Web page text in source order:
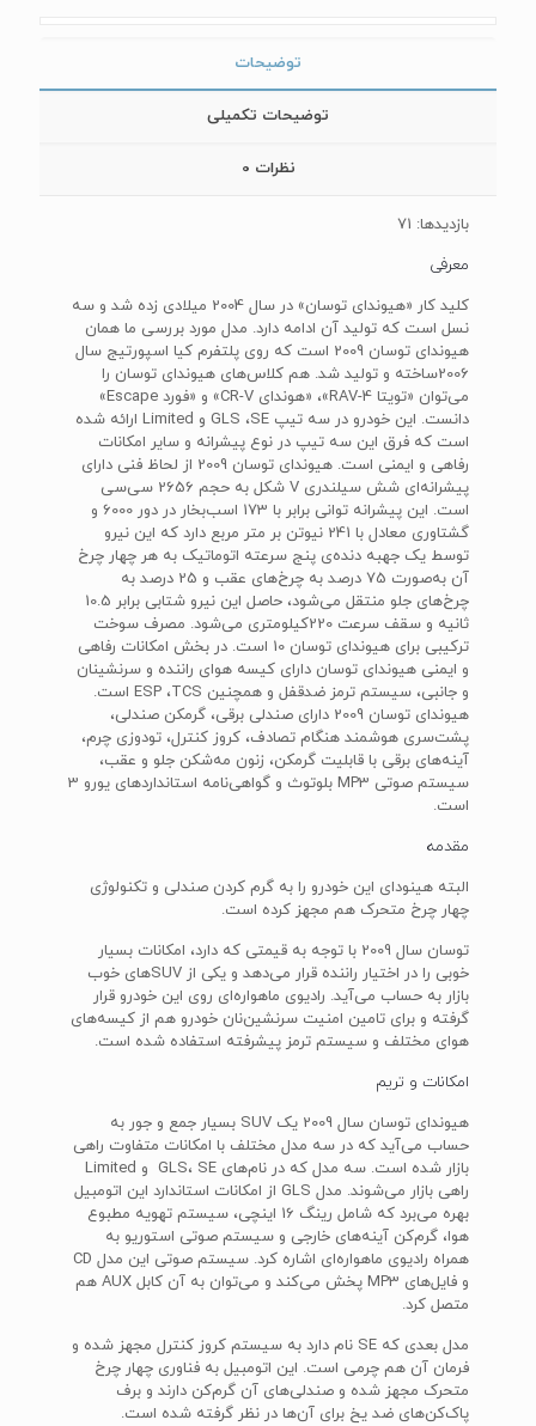
توضیحات
توضیحات تکمیلی
نظرات 0
بازدیدها: 71
معرفی
کلید کار «هیوندای توسان» در سال 2004 میلادی زده شد و سه
نسل است که تولید آن ادامه دارد. مدل مورد بررسی ما همان
هیوندای توسان 2009 است که روی پلتفرم کیا اسپورتیج سال
2006ساخته و تولید شد. هم کلاس‌های هیوندای توسان را
می‌توان «تویتا RAV-4»، «هوندای CR-V» و «فورد‌ Escape‌»
دانست. این خودرو در سه تیپ‌ GLS ،‌SE و Limited ارائه شده
است که فرق این سه تیپ در نوع پیشرانه و سایر امکانات
رفاهی و ایمنی است. هیوندای توسان 2009 از لحاظ فنی دارای
پیشرانه‌ای شش سیلندری V‌ شکل به حجم 2656 سی‌سی
است. این پیشرانه توانی برابر با 173 اسب‌بخار در دور 6000 و
گشتاوری معادل با 241 نیوتن بر متر مربع دارد که این نیرو
توسط یک جهبه دنده‌ی پنج سرعته اتوماتیک به هر چهار چرخ
آن به‌صورت 75 درصد به چرخ‌های عقب و 25 درصد به
چرخ‌های جلو منتقل می‌شود، حاصل این نیرو شتابی برابر 10.5
ثانیه و سقف سرعت 220‌کیلومتری می‌شود. مصرف سوخت
ترکیبی برای هیوندای توسان 10 است. در بخش امکانات رفاهی
و ایمنی هیوندای توسان دارای کیسه هوای راننده و سرنشینان
و جانبی‌، سیستم ترمز ضد‌قفل و همچنین‌ ESP‌ ،‌TCS است.
هیوندای توسان 2009 دارای صندلی برقی، گرمکن صندلی،
پشت‌سری هوشمند هنگام تصادف، کروز کنترل، تودوزی چرم،
آینه‌های برقی با قابلیت گرمکن، زنون مه‌شکن جلو و عقب،
سیستم صوتی‌ MP3‌ بلوتوث و گواهی‌نامه استانداردهای یورو 3
است.
مقدمه
البته هینودای این خودرو را به گرم کردن صندلی و تکنولوژی
چهار چرخ متحرک هم مجهز کرده است.
توسان سال 2009 با توجه به قیمتی که دارد، امکانات بسیار
خوبی را در اختیار راننده قرار می‌دهد و یکی از SUVهای خوب
بازار به حساب می‌آید. رادیوی ماهواره‌ای روی این خودرو قرار
گرفته و برای تامین امنیت سرنشین‌نان خودرو هم از کیسه‌های
هوای مختلف و سیستم ترمز پیشرفته استفاده شده است.
امکانات و تریم
هیوندای توسان سال 2009 یک SUV بسیار جمع و جور به
حساب می‌آید که در سه مدل مختلف با امکانات متفاوت راهی
بازار شده است. سه مدل که در نام‌های GLS، SE و Limited
راهی بازار می‌شوند. مدل GLS از امکانات استاندارد این اتومبیل
بهره می‌برد که شامل رینگ 16 اینچی، سیستم تهویه مطبوع
هوا، گرم‌کن آینه‌های خارجی و سیستم صوتی استوریو به
همراه رادیوی ماهواره‌ای اشاره کرد. سیستم صوتی این مدل CD
و فایل‌های MP3 پخش می‌کند و می‌توان به آن کابل AUX هم
متصل کرد.
مدل بعدی که SE نام دارد به سیستم کروز کنترل مجهز شده و
فرمان آن هم چرمی است. این اتومبیل به فناوری چهار چرخ
متحرک مجهز شده و صندلی‌های آن گرم‌کن دارند و برف
پاک‌کن‌های ضد یخ برای آن‌ها در نظر گرفته شده است.